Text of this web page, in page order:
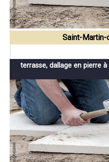
Saint-
terrasse, dallage en pierre